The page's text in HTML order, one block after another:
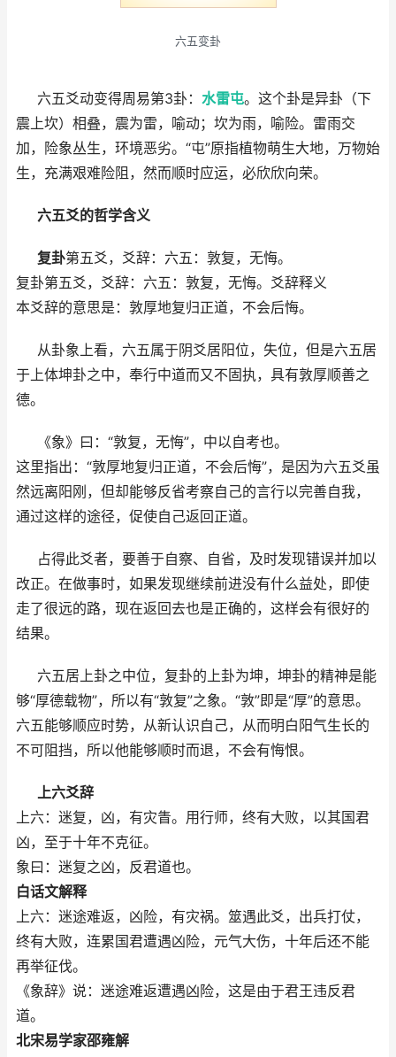
六五变卦
六五爻动变得周易第3卦： 水雷屯。这个卦是异卦（下
震上坎）相叠，震为雷，喻动；坎为雨，喻险。雷雨交
加，险象丛生，环境恶劣。“屯”原指植物萌生大地，万物始
生，充满艰难险阻，然而顺时应运，必欣欣向荣。
六五爻的哲学含义
复卦第五爻，爻辞：六五：敦复，无悔。
复卦第五爻，爻辞：六五：敦复，无悔。爻辞释义
本爻辞的意思是：敦厚地复归正道，不会后悔。
从卦象上看，六五属于阴爻居阳位，失位，但是六五居
于上体坤卦之中，奉行中道而又不固执，具有敦厚顺善之
德。
《象》曰：“敦复，无悔”，中以自考也。
这里指出：“敦厚地复归正道，不会后悔”，是因为六五爻虽
然远离阳刚，但却能够反省考察自己的言行以完善自我，
通过这样的途径，促使自己返回正道。
占得此爻者，要善于自察、自省，及时发现错误并加以
改正。在做事时，如果发现继续前进没有什么益处，即使
走了很远的路，现在返回去也是正确的，这样会有很好的
结果。
六五居上卦之中位，复卦的上卦为坤，坤卦的精神是能
够“厚德载物”，所以有“敦复”之象。“敦”即是“厚”的意思。
六五能够顺应时势，从新认识自己，从而明白阳气生长的
不可阻挡，所以他能够顺时而退，不会有悔恨。
上六爻辞
上六：迷复，凶，有灾眚。用行师，终有大败，以其国君
凶，至于十年不克征。
象曰：迷复之凶，反君道也。
白话文解释
上六：迷途难返，凶险，有灾祸。筮遇此爻，出兵打仗，
终有大败，连累国君遭遇凶险，元气大伤，十年后还不能
再举征伐。
《象辞》说：迷途难返遭遇凶险，这是由于君王违反君
道。
北宋易学家邵雍解